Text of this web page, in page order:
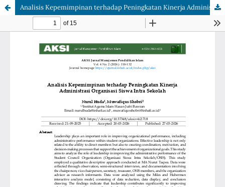
Analisis Kepemimpinan terhadap Peningkatan Kinerja Administrasi Organisasi Siswa Intra Sekolah